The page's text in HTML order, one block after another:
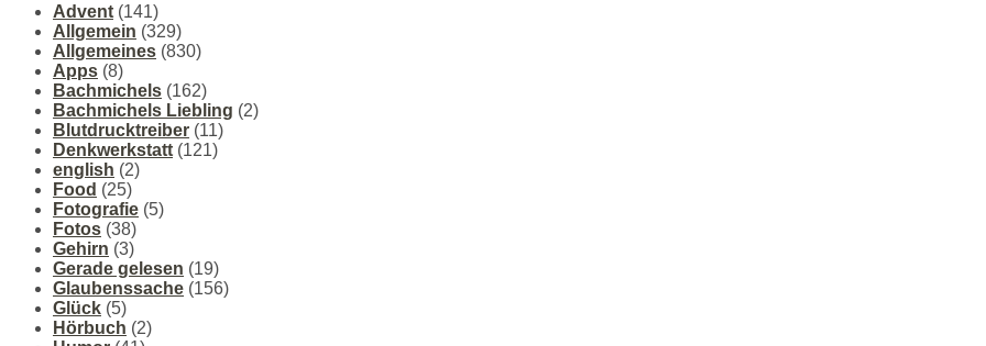
Advent (141)
Allgemein (329)
Allgemeines (830)
Apps (8)
Bachmichels (162)
Bachmichels Liebling (2)
Blutdrucktreiber (11)
Denkwerkstatt (121)
english (2)
Food (25)
Fotografie (5)
Fotos (38)
Gehirn (3)
Gerade gelesen (19)
Glaubenssache (156)
Glück (5)
Hörbuch (2)